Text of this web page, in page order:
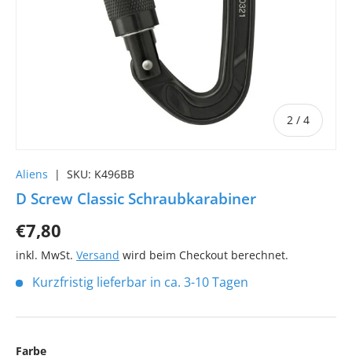
2 / von
4
Aliens | SKU: K496BB
D Screw Classic Schraubkarabiner
€7,80
inkl. MwSt. Versand wird beim Checkout berechnet.
Kurzfristig lieferbar in ca. 3-10 Tagen
Farbe